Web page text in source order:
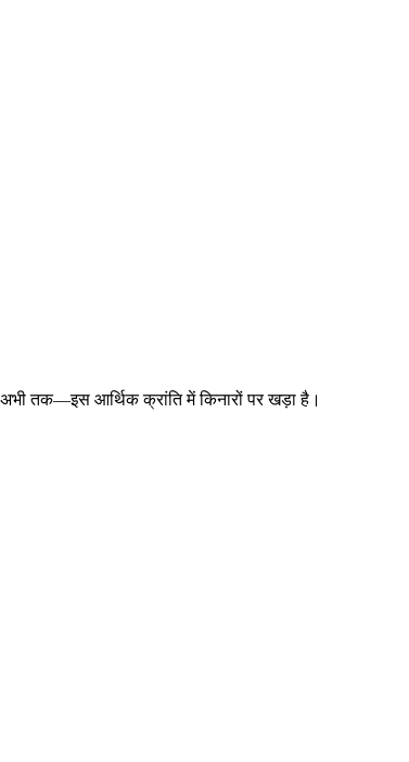
तक—इस आर्थिक क्रांति में किनारों पर खड़ा है।